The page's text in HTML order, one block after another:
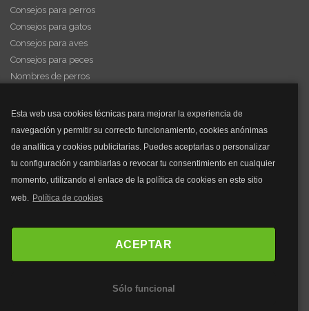
Esta web usa cookies técnicas para mejorar la experiencia de
navegación y permitir su correcto funcionamiento, cookies anónimas
de analítica y cookies publicitarias. Puedes aceptarlas o personalizar
tu configuración y cambiarlas o revocar tu consentimiento en cualquier
momento, utilizando el enlace de la política de cookies en este sitio
web. Política de cookies
ACEPTAR
Sólo funcional
Consejos para perros
Consejos para gatos
Consejos para aves
Consejos para peces
Nombres de perros
y mucho más...